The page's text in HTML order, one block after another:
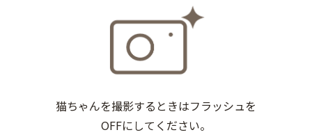
猫ちゃんを撮影するときはフラッシュを
OFFにしてください。